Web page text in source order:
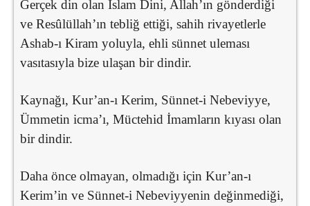
Gerçek din olan İslam Dini, Allah’ın gönderdiği
ve Resûlüllah’ın tebliğ ettiği, sahih rivayetlerle
Ashab-ı Kiram yoluyla, ehli sünnet uleması
vasıtasıyla bize ulaşan bir dindir.
Kaynağı, Kur’an-ı Kerim, Sünnet-i Nebeviyye,
Ümmetin icma’ı, Müctehid İmamların kıyası olan
bir dindir.
Daha önce olmayan, olmadığı için Kur’an-ı
Kerim’in ve Sünnet-i Nebeviyyenin değinmediği,